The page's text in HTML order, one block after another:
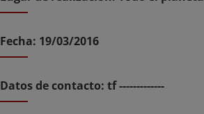
Fecha: 19/03/2016
Datos de contacto: tf -------------